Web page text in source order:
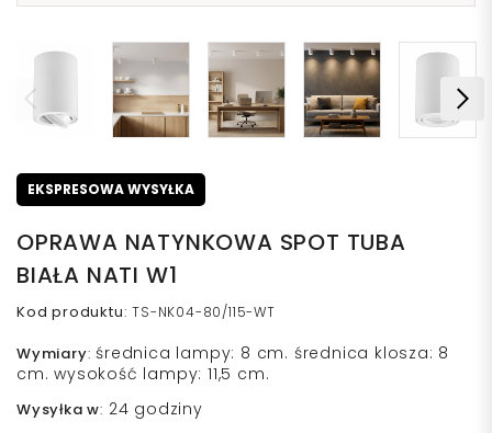
EKSPRESOWA WYSYŁKA
OPRAWA NATYNKOWA SPOT TUBA
BIAŁA NATI W1
Kod produktu:TS-NK04-80/115-WT
Wymiary: średnica lampy: 8 cm. średnica klosza: 8
cm. wysokość lampy: 11,5 cm.
Wysyłka w: 24 godziny